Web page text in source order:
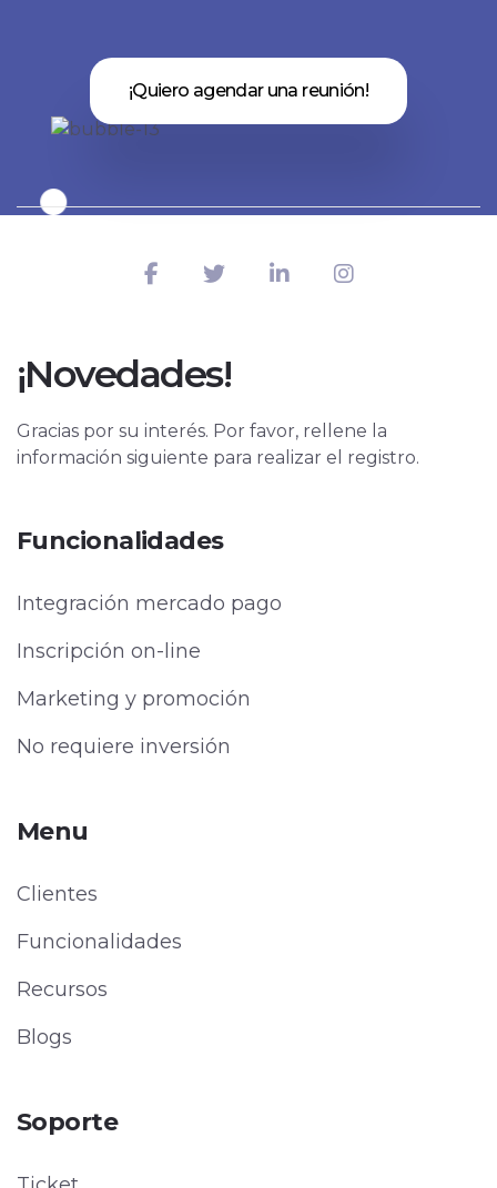
¡Quiero agendar una reunión!
¡Novedades!
Gracias por su interés. Por favor, rellene la
información siguiente para realizar el registro.
Funcionalidades
Integración mercado pago
Inscripción on-line
Marketing y promoción
No requiere inversión
Menu
Clientes
Funcionalidades
Recursos
Blogs
Soporte